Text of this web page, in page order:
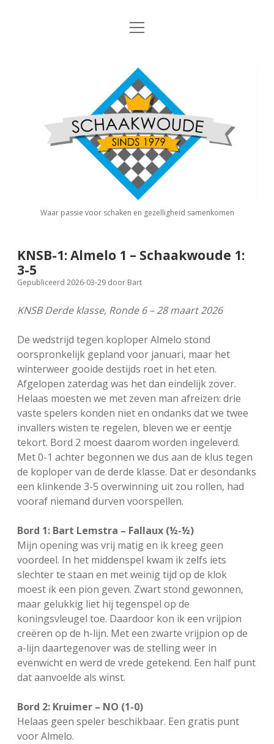
Nieuws
Algemene Informatie
Privacy Statement
Interne Competitie
dropdown
menu
Competitiereglement
Externe Competitie open
KNSB: Schaakwoude I
KNSB: Schaakwoude II
FSB: Schaakwoude I
FSB: Schaakwoude II
Jeugdschaken
Eregalerij
Agenda
Koppelingen
facebookinstagram
open
Schaakvereniging
Schaakwoude
Waar passie voor schaken en gezelligheid samenkomen
KNSB-1: Almelo 1 – Schaakwoude 1:
3-5
Gepubliceerd 2026-03-29 door Bart
KNSB Derde klasse, Ronde 6 – 28 maart 2026
De wedstrijd tegen koploper Almelo stond
oorspronkelijk gepland voor januari, maar het
winterweer gooide destijds roet in het eten.
Afgelopen zaterdag was het dan eindelijk zover.
Helaas moesten we met zeven man afreizen: drie
vaste spelers konden niet en ondanks dat we twee
invallers wisten te regelen, bleven we er eentje
tekort. Bord 2 moest daarom worden ingeleverd.
Met 0-1 achter begonnen we dus aan de klus tegen
de koploper van de derde klasse. Dat er desondanks
een klinkende 3-5 overwinning uit zou rollen, had
vooraf niemand durven voorspellen.
Bord 1: Bart Lemstra – Fallaux (½-½)
Mijn opening was vrij matig en ik kreeg geen
voordeel. In het middenspel kwam ik zelfs iets
slechter te staan en met weinig tijd op de klok
moest ik een pion geven. Zwart stond gewonnen,
maar gelukkig liet hij tegenspel op de
koningsvleugel toe. Daardoor kon ik een vrijpion
creëren op de h-lijn. Met een zwarte vrijpion op de
a-lijn daartegenover was de stelling weer in
evenwicht en werd de vrede getekend. Een half punt
dat aanvoelde als winst.
Bord 2: Kruimer – NO (1-0)
Helaas geen speler beschikbaar. Een gratis punt
voor Almelo.